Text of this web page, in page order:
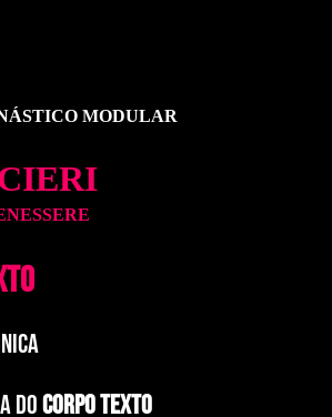
MODULAR
DOCORPO TEXTO